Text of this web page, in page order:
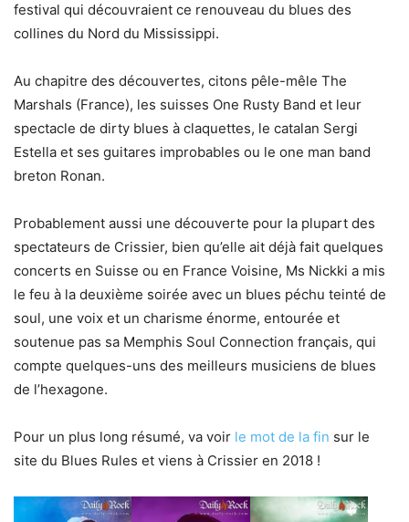
festival qui découvraient ce renouveau du blues des
collines du Nord du Mississippi.
Au chapitre des découvertes, citons pêle-mêle The
Marshals (France), les suisses One Rusty Band et leur
spectacle de dirty blues à claquettes, le catalan Sergi
Estella et ses guitares improbables ou le one man band
breton Ronan.
Probablement aussi une découverte pour la plupart des
spectateurs de Crissier, bien qu’elle ait déjà fait quelques
concerts en Suisse ou en France Voisine, Ms Nickki a mis
le feu à la deuxième soirée avec un blues péchu teinté de
soul, une voix et un charisme énorme, entourée et
soutenue pas sa Memphis Soul Connection français, qui
compte quelques-uns des meilleurs musiciens de blues
de l’hexagone.
Pour un plus long résumé, va voir le mot de la fin sur le
site du Blues Rules et viens à Crissier en 2018 !